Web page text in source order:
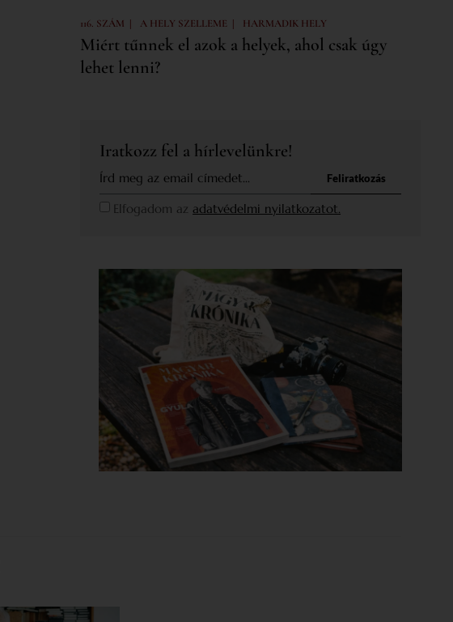
116. SZÁM | A HELY SZELLEME | HARMADIK HELY
Miért tűnnek el azok a helyek, ahol csak úgy
lehet lenni?
Iratkozz fel a hírlevelünkre!
Elfogadom az adatvédelmi nyilatkozatot.
Feliratkozás